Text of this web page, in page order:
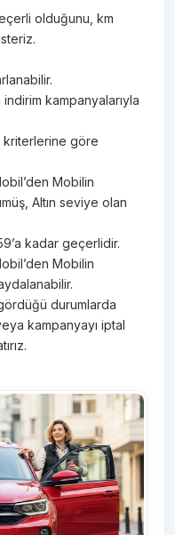
olduğunu, km
kampanyalarıyla
kriterlerine göre
Mobilin
Altın seviye olan
kadar geçerlidir.
Mobilin
durumlarda
kampanyayı iptal